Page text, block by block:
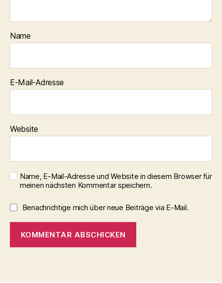
Name
E-Mail-Adresse
Website
Name, E-Mail-Adresse und Website in diesem Browser für
meinen nächsten Kommentar speichern.
Benachrichtige mich über neue Beiträge via E-Mail.